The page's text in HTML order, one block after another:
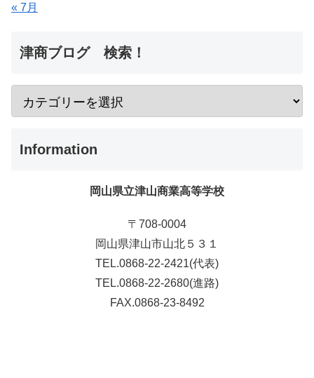
« 7月
津商ブログ 検索！
Information
岡山県立津山商業高等学校
〒708-0004
岡山県津山市山北５３１
TEL.0868-22-2421(代表)
TEL.0868-22-2680(進路)
FAX.0868-23-8492